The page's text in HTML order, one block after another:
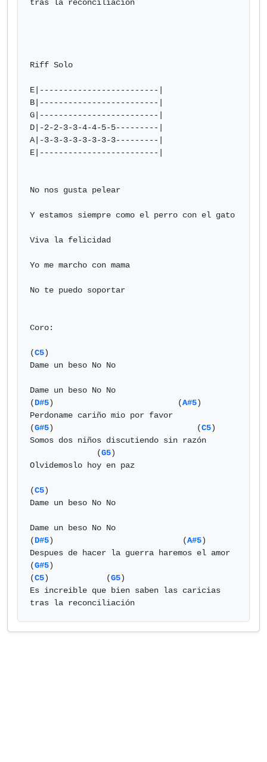
tras la reconciliación
Riff Solo
E|-------------------------|
B|-------------------------|
G|-------------------------|
D|-2-2-3-3-4-4-5-5---------|
A|-3-3-3-3-3-3-3-3---------|
E|-------------------------|
No nos gusta pelear
Y estamos siempre como el perro con el gato
Viva la felicidad
Yo me marcho con mama
No te puedo soportar
Coro:
(C5)
Dame un beso No No
Dame un beso No No
(D#5)                          (A#5)
Perdoname cariño mio por favor
(G#5)                              (C5)
Somos dos niños discutiendo sin razón
              (
G5)
Olvidemoslo hoy en paz
(C5)
Dame un beso No No
Dame un beso No No
(D#5)                           (A#5)
Despues de hacer la guerra haremos el amor
(G#5)
(C5)            (G5)
Es increible que bien saben las caricias
tras la reconciliación